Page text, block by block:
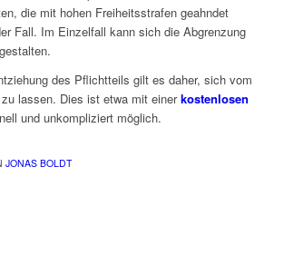
die mit hohen Freiheitsstrafen geahndet
Fall. Im Einzelfall kann sich die Abgrenzung
des Pflichtteils gilt es daher, sich vom
lassen. Dies ist etwa mit einerkostenlosen
und unkompliziert möglich.
JONAS BOLDT